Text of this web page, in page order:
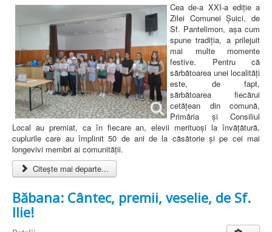
Cea de-a XXI-a ediție a
Zilei Comunei Șuici, de
Sf. Pantelimon, așa cum
spune tradiția, a prilejuit
mai multe momente
festive. Pentru că
sărbătoarea unei localități
este, de fapt,
sărbătoarea fiecărui
cetățean din comună,
Primăria și Consiliul
Local au premiat, ca în fiecare an, elevii merituoși la învățătură,
cuplurile care au împlinit 50 de ani de la căsătorie și pe cei mai
longevivi membri ai comunității.
Citește mai departe...
Băbana: Cântec, premii, veselie, de Sf.
Ilie!